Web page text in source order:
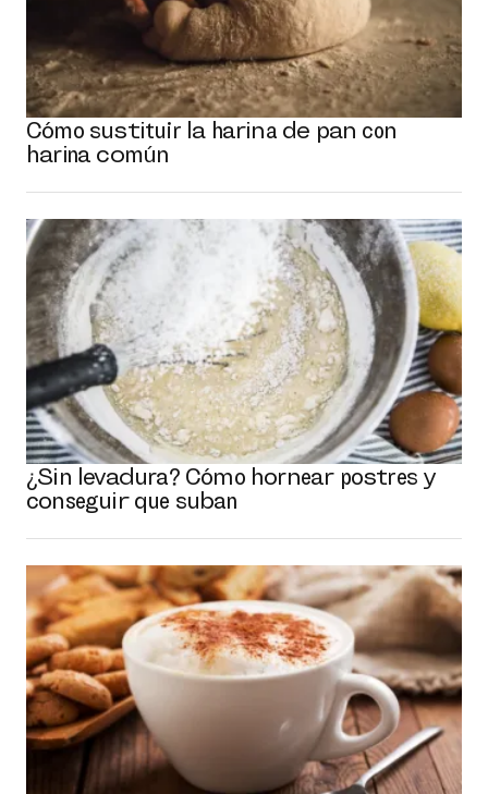
Cómo sustituir la harina de pan con
harina común
¿Sin levadura? Cómo hornear postres y
conseguir que suban